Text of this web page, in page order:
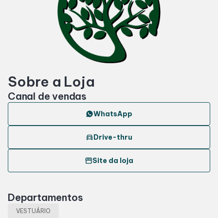
Cinema
Lojas e Restaurantes
Lojas
Sobre a Loja
Canal de vendas
WhatsApp
directions_carDrive-thru
storefrontSite da loja
Departamentos
VESTUÁRIO